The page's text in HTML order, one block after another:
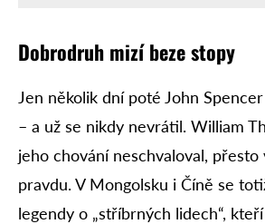
Dobrodruh mizí beze stopy
Jen několik dní poté John
– a už se nikdy nevrátil. William
jeho chování neschvaloval, přesto
pravdu. V Mongolsku i Číně se
legendy o „stříbrných lidech“,